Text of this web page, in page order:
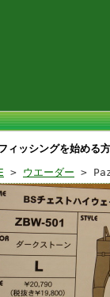
ィッシングを始める
> ウエーダー >